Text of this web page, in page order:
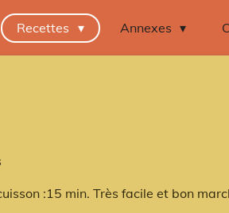
Recettes Annexes
:15 min. Très facile et bon